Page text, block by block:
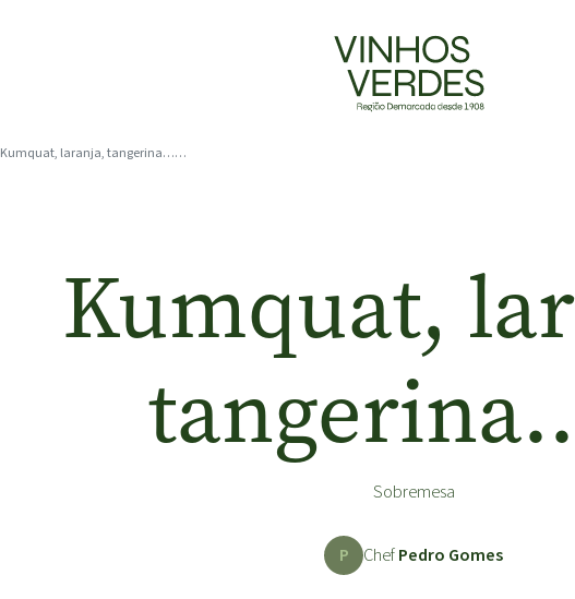
Kumquat, laranja, tangerina……
Kumquat,
Sobremesa
P ChefPedro Gomes